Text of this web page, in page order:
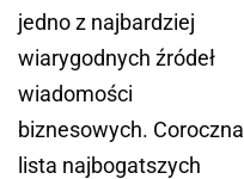
jedno z najbardziej
wiarygodnych źródeł
wiadomości
biznesowych. Coroczna
lista najbogatszych